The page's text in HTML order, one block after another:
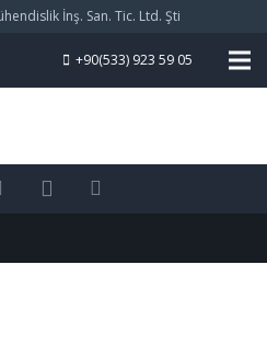
İnş. San. Tic. Ltd. Şti
+90(533) 923 59 05